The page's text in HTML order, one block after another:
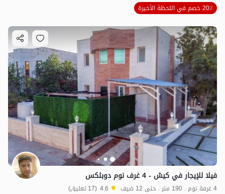
20٪ خصم في اللحظة الأخيرة
فيلا للإيجار في کیش - 4 غرف نوم دوبلكس
4 غرفة نوم . 190 متر . حتى 12 ضيف 4.6 (17 تعليق)